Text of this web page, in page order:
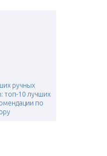
ручных
топ-10 лучших
по